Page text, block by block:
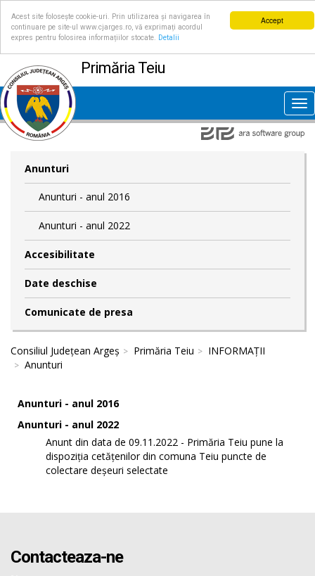
Accept
Acest site folosește cookie-uri. Prin utilizarea și navigarea în
continuare pe site-ul www.cjarges.ro, vă exprimați acordul
expres pentru folosirea informațiilor stocate.
Detalii
Primăria Teiu
Anunturi
Anunturi - anul 2016
Anunturi - anul 2022
Accesibilitate
Date deschise
Comunicate de presa
Consiliul Județean Argeș Primăria Teiu
INFORMAȚII
Anunturi
Anunturi - anul 2016
Anunturi - anul 2022
Anunt din data de 09.11.2022 - Primăria Teiu pune la
dispoziția cetățenilor din comuna Teiu puncte de
colectare deșeuri selectate
Contacteaza-ne